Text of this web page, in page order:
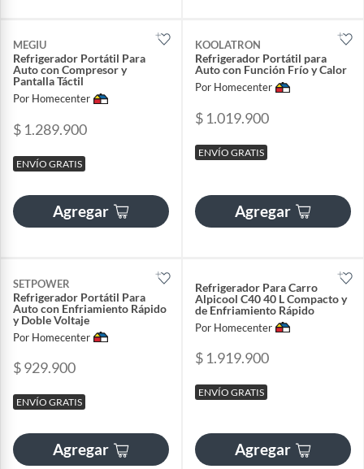
MEGIU
Refrigerador Portátil Para
Auto con Compresor y
Pantalla Táctil
Por Homecenter
$ 1.289.900
ENVÍO GRATIS
Agregar
KOOLATRON
Refrigerador Portátil para
Auto con Función Frío y Calor
Por Homecenter
$ 1.019.900
ENVÍO GRATIS
Agregar
SETPOWER
Refrigerador Portátil Para
Auto con Enfriamiento Rápido
y Doble Voltaje
Por Homecenter
$ 929.900
ENVÍO GRATIS
Agregar
Refrigerador Para Carro
Alpicool C40 40 L Compacto y
de Enfriamiento Rápido
Por Homecenter
$ 1.919.900
ENVÍO GRATIS
Agregar